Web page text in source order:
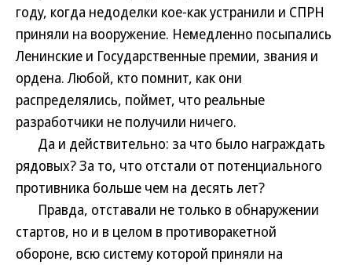
году, когда недоделки кое-как устранили и СПРН
приняли на вооружение. Немедленно посыпались
Ленинские и Государственные премии, звания и
ордена. Любой, кто помнит, как они
распределялись, поймет, что реальные
разработчики не получили ничего.
Да и действительно: за что было награждать
рядовых? За то, что отстали от потенциального
противника больше чем на десять лет?
Правда, отставали не только в обнаружении
стартов, но и в целом в противоракетной
обороне, всю систему которой приняли на